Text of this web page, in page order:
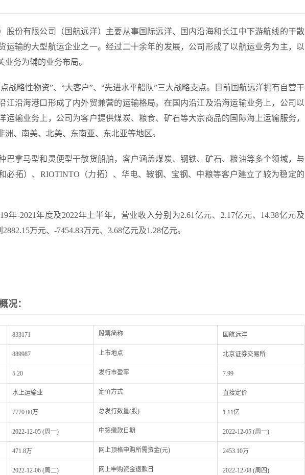
股份有限公司（国航远洋）主要从事国际远洋、国内沿海和长江中下游航线的干散
运输的大型航运企业之一。经过二十余年的发展，公司形成了以航运业务为主，以
务为辅的业务布局。
战略性物资”、“大客户”、“先进水平船队”三大战略支点。目前国航远洋拥有自营干
江沿海港口形成了内外贸兼营的运输格局。在国内沿江及沿海运输业务上，公司以
运输业务上，公司为客户提供煤炭、粮食、矿石等大宗商品的国际海上运输服务，
、南美、北美、东南亚、东北亚等地区。
巴拿马型和灵便型干散货船舶，客户涵盖煤炭、钢铁、矿石、粮油等多个领域，与
必拓）、RIOTINTO（力拓）、华电、鞍钢、宝钢、中粮等客户建立了较为稳定的
年-2021年度及2022年上半年，营业收入分别为2.61亿元、2.17亿元、14.38亿元及
万元、-7454.83万元、3.68亿元及1.28亿元。
况：
833171 股票简称 国航远洋
889987 上市地点 北京证券交易所
5.20 发行市盈率 7.99
水上运输业 定价方式 直接定价
7770.00万 总发行数量(股) 1.11亿
2022-12-05 (周一) 中签缴款日期 2022-12-05 (周一)
471.8万 网上顶格申购所需资金(元) 2453.10万
2022-12-06 (周二) 网上申购资金退款日 2022-12-08 (周四)